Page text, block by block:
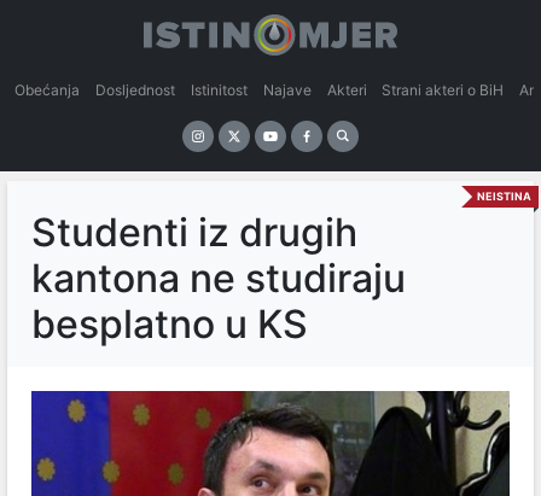
Obećanja Dosljednost Istinitost Najave Akteri Strani akteri o BiH
NEISTINA
Studenti iz drugih
kantona ne studiraju
besplatno u KS